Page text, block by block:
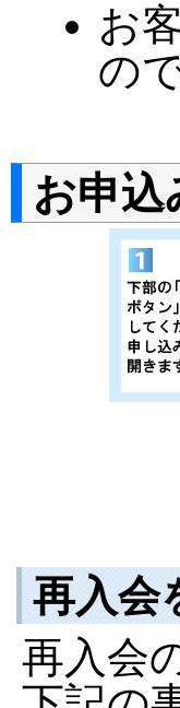
お
の
お申込
再入会
再入会